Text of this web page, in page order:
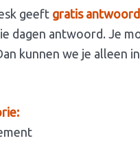
geeft gratis
dagen antwoord. Je
kunnen we je alleen